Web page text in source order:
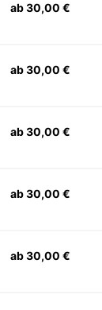
ab 30,00 €
ab 30,00 €
ab 30,00 €
ab 30,00 €
ab 30,00 €